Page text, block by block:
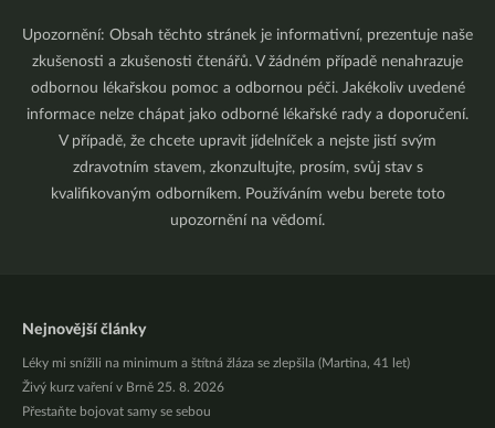
Upozornění: Obsah těchto stránek je informativní, prezentuje naše
zkušenosti a zkušenosti čtenářů. V žádném případě nenahrazuje
odbornou lékařskou pomoc a odbornou péči. Jakékoliv uvedené
informace nelze chápat jako odborné lékařské rady a doporučení.
V případě, že chcete upravit jídelníček a nejste jistí svým
zdravotním stavem, zkonzultujte, prosím, svůj stav s
kvalifikovaným odborníkem. Používáním webu berete toto
upozornění na vědomí.
Nejnovější články
Léky mi snížili na minimum a štítná žláza se zlepšila (Martina, 41 let)
Živý kurz vaření v Brně 25. 8. 2026
Přestaňte bojovat samy se sebou